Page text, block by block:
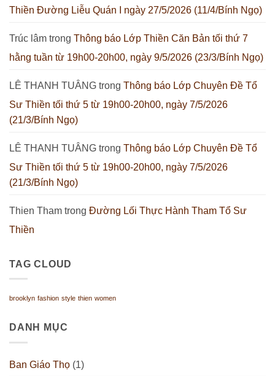
Ngọ)
2
từ
19h00-
ngày
Ngọ)
tối
hằng
tuần
19h00-
18/7/2026
(5/6/Bính
Ngọ)
Thiền Đường Liễu Quán I ngày 27/5/2026 (11/4/Bính Ngọ)
Trúc lâm trong Thông báo Lớp Thiền Căn Bản tối thứ 7
hằng tuần từ 19h00-20h00, ngày 9/5/2026 (23/3/Bính Ngọ)
LÊ THANH TUÂNG trong Thông báo Lớp Chuyên Đề Tổ
Sư Thiền tối thứ 5 từ 19h00-20h00, ngày 7/5/2026
(21/3/Bính Ngọ)
LÊ THANH TUÂNG trong Thông báo Lớp Chuyên Đề Tổ
Sư Thiền tối thứ 5 từ 19h00-20h00, ngày 7/5/2026
(21/3/Bính Ngọ)
Thien Tham trong Đường Lối Thực Hành Tham Tổ Sư
Thiền
TAG CLOUD
brooklyn fashion style thien women
DANH MỤC
Ban Giáo Thọ (1)